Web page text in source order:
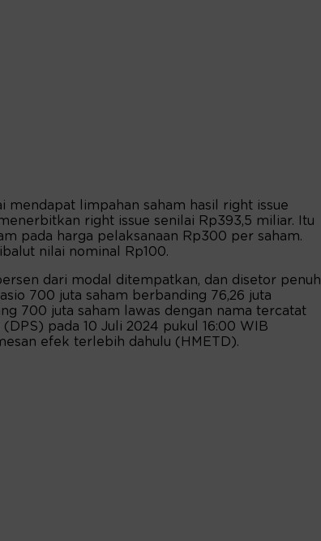
mendapat limpahan saham hasil right issue
right issue senilai Rp393,5 miliar. Itu
pada harga pelaksanaan Rp300 per saham.
nilai nominal Rp100.
dari modal ditempatkan, dan disetor penuh
700 juta saham berbanding 76,26 juta
700 juta saham lawas dengan nama tercatat
pada 10 Juli 2024 pukul 16:00 WIB
efek terlebih dahulu (HMETD).